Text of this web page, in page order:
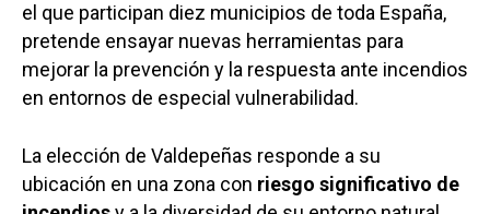
el que participan diez municipios de toda España,
pretende ensayar nuevas herramientas para
mejorar la prevención y la respuesta ante incendios
en entornos de especial vulnerabilidad.
La elección de Valdepeñas responde a su
ubicación en una zona con riesgo significativo de